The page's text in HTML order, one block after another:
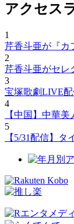
アクセス
1
芹香斗亜が『カ
2
芹香斗亜がセレ
3
宝塚歌劇LIVE
4
【中国】中華
5
【5/31配信】